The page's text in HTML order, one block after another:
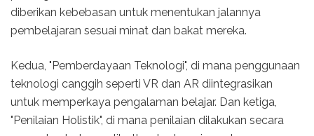
diberikan kebebasan untuk menentukan jalannya
pembelajaran sesuai minat dan bakat mereka.
Kedua, "Pemberdayaan Teknologi", di mana penggunaan
teknologi canggih seperti VR dan AR diintegrasikan
untuk memperkaya pengalaman belajar. Dan ketiga,
"Penilaian Holistik", di mana penilaian dilakukan secara